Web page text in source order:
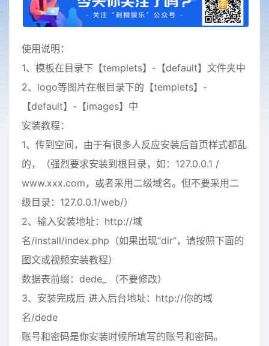
使用说明：
1、模板在目录下【templets】-【default】文件夹中
2、logo等图片在根目录下的【templets】-
【default】-【images】中
安装教程：
1、传到空间，由于有很多人反应安装后首页样式都乱
的，（强烈要求安装到根目录，如：127.0.0.1 /
www.xxx.com，或者采用二级域名。但不要采用二
级目录：127.0.0.1/web/）
2、输入安装地址：http://域
名/install/index.php（如果出现“dir”，请按照下面的
图文或视频安装教程）
数据表前缀：dede_ （不要修改）
3、安装完成后 进入后台地址：http://你的域
名/dede
账号和密码是你安装时候所填写的账号和密码。